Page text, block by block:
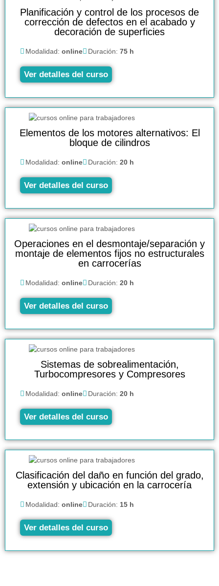
Planificación y control de los procesos de
corrección de defectos en el acabado y
decoración de superficies
Modalidad: online Duración: 75 h
Ver detalles del curso
Elementos de los motores alternativos: El
bloque de cilindros
Modalidad: online Duración: 20 h
Ver detalles del curso
Operaciones en el desmontaje/separación y
montaje de elementos fijos no estructurales
en carrocerías
Modalidad: online Duración: 20 h
Ver detalles del curso
Sistemas de sobrealimentación,
Turbocompresores y Compresores
Modalidad: online Duración: 20 h
Ver detalles del curso
Clasificación del daño en función del grado,
extensión y ubicación en la carrocería
Modalidad: online Duración: 15 h
Ver detalles del curso